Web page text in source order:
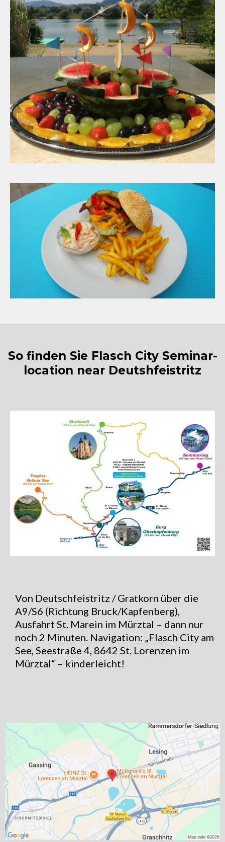
So finden Sie Flasch City Seminar-
location near Deutshfeistritz
Von Deutschfeistritz / Gratkorn über die
A9/S6 (Richtung Bruck/Kapfenberg),
Ausfahrt St. Marein im Mürztal – dann nur
noch 2 Minuten. Navigation: „Flasch City am
See, Seestraße 4, 8642 St. Lorenzen im
Mürztal“ – kinderleicht!